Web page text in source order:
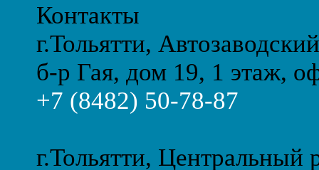
Контакты
г.Тольятти,
б-р Гая, дом 19, 1 этаж,
+7 (8482) 50-78-87
г.Тольятти, Центральный